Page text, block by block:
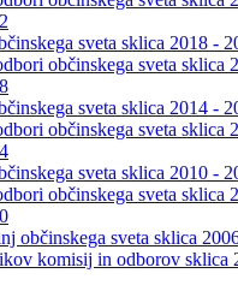
sveta sklica 2018 -
občinskega sveta sklica
sveta sklica 2014 -
občinskega sveta sklica
sveta sklica 2010 -
občinskega sveta sklica
občinskega sveta sklica
komisij in odborov sklica